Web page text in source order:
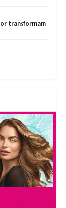
transformam